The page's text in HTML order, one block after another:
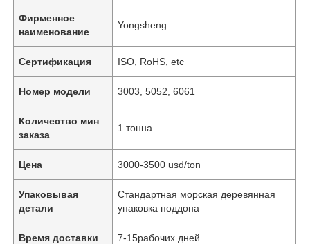
Фирменное
наименование
Yongsheng
Сертификация ISO, RoHS, etc
Номер модели 3003, 5052, 6061
Количество мин
заказа
1 тонна
Цена 3000-3500 usd/ton
Упаковывая
детали
Стандартная морская деревянная
упаковка поддона
Время доставки 7-15рабочих дней